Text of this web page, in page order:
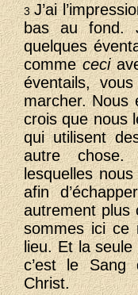
3J’ai
bas au fond.
quelques
commececi
éventails,
marcher. Nous
crois que nous
qui utilisent
autre
lesquelles
afin
autrement plus
sommes ici ce
lieu. Et la
c’est le Sang
Christ.